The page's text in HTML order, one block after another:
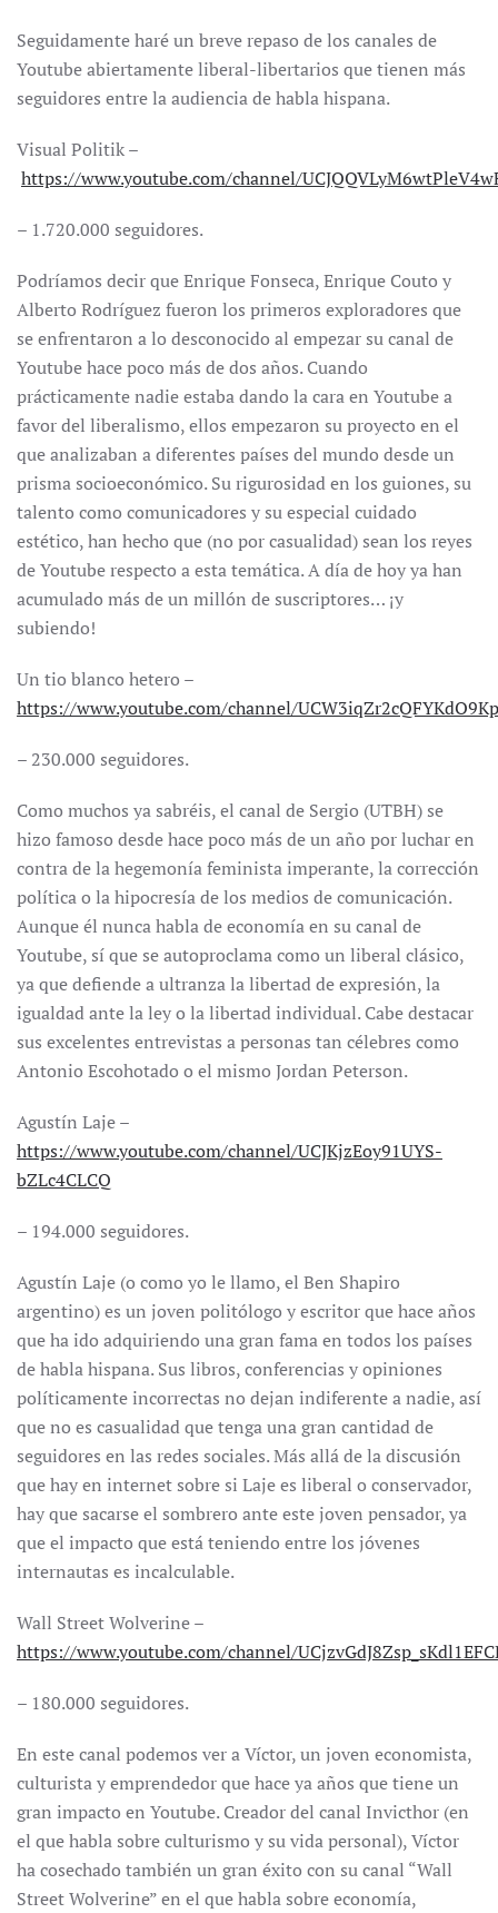
Seguidamente haré un breve repaso de los canales de
Youtube abiertamente liberal-libertarios que tienen más
seguidores entre la audiencia de habla hispana.
Visual Politik –
https://www.youtube.com/channel/
– 1.720.000 seguidores.
Podríamos decir que Enrique Fonseca, Enrique Couto y
Alberto Rodríguez fueron los primeros exploradores que
se enfrentaron a lo desconocido al empezar su canal de
Youtube hace poco más de dos años. Cuando
prácticamente nadie estaba dando la cara en Youtube a
favor del liberalismo, ellos empezaron su proyecto en el
que analizaban a diferentes países del mundo desde un
prisma socioeconómico. Su rigurosidad en los guiones, su
talento como comunicadores y su especial cuidado
estético, han hecho que (no por casualidad) sean los reyes
de Youtube respecto a esta temática. A día de hoy ya han
acumulado más de un millón de suscriptores… ¡y
subiendo!
Un tio blanco hetero –
https://www.youtube.com/channel/
– 230.000 seguidores.
Como muchos ya sabréis, el canal de Sergio (UTBH) se
hizo famoso desde hace poco más de un año por luchar en
contra de la hegemonía feminista imperante, la corrección
política o la hipocresía de los medios de comunicación.
Aunque él nunca habla de economía en su canal de
Youtube, sí que se autoproclama como un liberal clásico,
ya que defiende a ultranza la libertad de expresión, la
igualdad ante la ley o la libertad individual. Cabe destacar
sus excelentes entrevistas a personas tan célebres como
Antonio Escohotado o el mismo Jordan Peterson.
Agustín Laje –
https://www.youtube.com/channel/UCJKjzEoy91UYS-
bZLc4CLCQ
– 194.000 seguidores.
Agustín Laje (o como yo le llamo, el Ben Shapiro
argentino) es un joven politólogo y escritor que hace años
que ha ido adquiriendo una gran fama en todos los países
de habla hispana. Sus libros, conferencias y opiniones
políticamente incorrectas no dejan indiferente a nadie, así
que no es casualidad que tenga una gran cantidad de
seguidores en las redes sociales. Más allá de la discusión
que hay en internet sobre si Laje es liberal o conservador,
hay que sacarse el sombrero ante este joven pensador, ya
que el impacto que está teniendo entre los jóvenes
internautas es incalculable.
Wall Street Wolverine –
https://www.youtube.com/channel/
– 180.000 seguidores.
En este canal podemos ver a Víctor, un joven economista,
culturista y emprendedor que hace ya años que tiene un
gran impacto en Youtube. Creador del canal Invicthor (en
el que habla sobre culturismo y su vida personal), Víctor
ha cosechado también un gran éxito con su canal “Wall
Street Wolverine” en el que habla sobre economía,